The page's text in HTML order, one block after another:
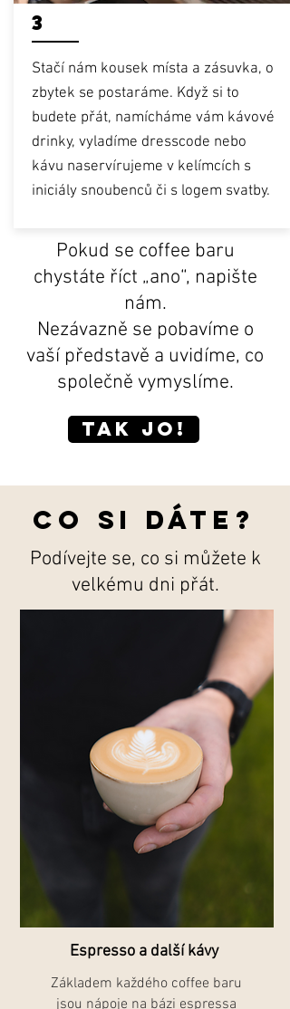
3
Stačí nám kousek místa a zásuvka, o
zbytek se postaráme. Když si to
budete přát, namícháme vám kávové
drinky, vyladíme dresscode nebo
kávu naservírujeme v kelímcích s
iniciály snoubenců či s logem svatby.
Pokud se coffee baru
chystáte říct „ano“, napište
nám.
Nezávazně se pobavíme o
vaší představě a uvidíme, co
společně vymyslíme.
tak jo!
Co si dáte?
Podívejte se, co si můžete k
velkému dni přát.
Espresso a další kávy
Základem každého coffee baru
jsou nápoje na bázi espressa